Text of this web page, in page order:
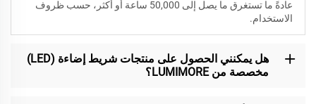
عادةً ما تستغرق ما يصل إلى 50,000 ساعة أو أكثر، حسب ظروف
الاستخدام.
هل يمكنني الحصول على منتجات شريط إضاءة (LED)
مخصصة من LUMIMORE؟